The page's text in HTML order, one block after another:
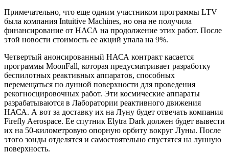
Примечательно, что еще одним участником программы LTV
была компания Intuitive Machines, но она не получила
финансирование от НАСА на продолжение этих работ. После
этой новости стоимость ее акций упала на 9%.
Четвертый анонсированный НАСА контракт касается
программы MoonFall, которая предусматривает разработку
беспилотных реактивных аппаратов, способных
перемещаться по лунной поверхности для проведения
рекогносцировочных работ. Эти космические аппараты
разрабатываются в Лаборатории реактивного движения
НАСА. А вот за доставку их на Луну будет отвечать компания
Firefly Aerospace. Ее спутник Elytra Dark должен будет вывести
их на 50-километровую опорную орбиту вокруг Луны. После
этого зонды отделятся и самостоятельно спустятся на лунную
поверхность.